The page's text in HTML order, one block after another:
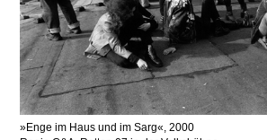
Enge im Haus und im Sarg
, 2000